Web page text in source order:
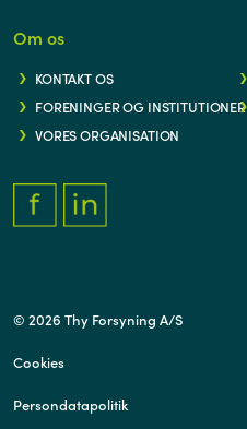
Om os
KONTAKT OS
FORENINGER OG INSTITUTIONER
VORES ORGANISATION
© 2026 Thy Forsyning A/S
Cookies
Persondatapolitik